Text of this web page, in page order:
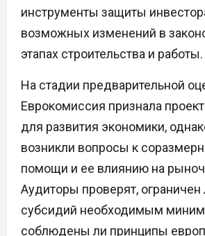
инструменты защиты
возможных изменений в
этапах строительства и работы.
На стадии предварительной
Еврокомиссия признала
для развития экономики,
возникли вопросы к
помощи и ее влиянию на
Аудиторы проверят,
субсидий необходимым
соблюдены ли принципы